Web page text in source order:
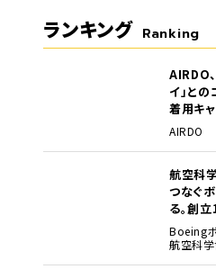
ランキング Ranking
AIRDO
イ」と
着用キ
場
AIRDO
航空科
つなぐ
る。創
貴重な
Boeing
航空科